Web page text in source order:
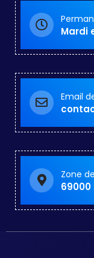
Mardi
Email
Zone
69000